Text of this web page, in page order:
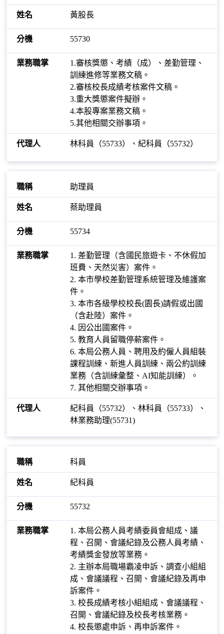
黃股長
55730
1.審核獎懲、考績（成）、差勤管理、
訓練進修等業務文稿。
2.審核校長成績考核案件文稿。
3.重大獎懲案件擬辦。
4.本股專案業務文稿。
5.其他相關交辦事項。
林科員（55733）、紀科員（55732）
助理員
蔡助理員
55734
1. 差勤管理（含國民旅遊卡、不休假加
班費、天然災害）案件。
2. 本市學校差勤管理系統管理及維護案
件。
3. 本市各級學校校長(園長)請假或出國
（含赴陸）案件。
4. 因公出國案件。
5. 教育人員留職停薪案件。
6. 本局公務人員、聘用及約僱人員組裝
課程訓練、新進人員訓練、兩公約訓練
業務（含訓練彙整、AI知能訓練）。
7. 其他相關交辦事項。
紀科員（55732）、林科員（55733）、
林業務助理(55731)
科員
紀科員
55732
1. 本局公務人員考績委員會組成、議
程、召開、會議紀錄及公務人員考績、
考績獎金發放等業務。
2. 主辦本局職場霸凌申訴、調查小組組
成、會議議程、召開、會議紀錄及再申
訴案件。
3. 校長成績考核小組組成、會議議程、
召開、會議紀錄及校長考核業務。
4. 校長懲處申訴、再申訴案件。